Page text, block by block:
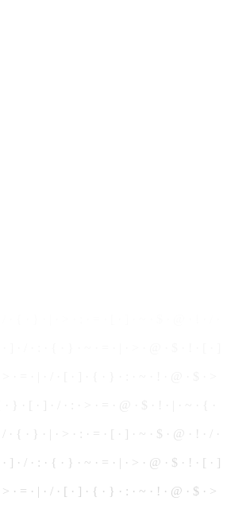
· { · } · | · > · : · = · [ · ] · ~ · $ · @ · ! ·
·
] · / · : · { · } · ~ · = · | · > · @ · $ · ! · [ · ]
> · = · | · / · [ · ] · { · } · : · ~ · ! · @ · $ · >